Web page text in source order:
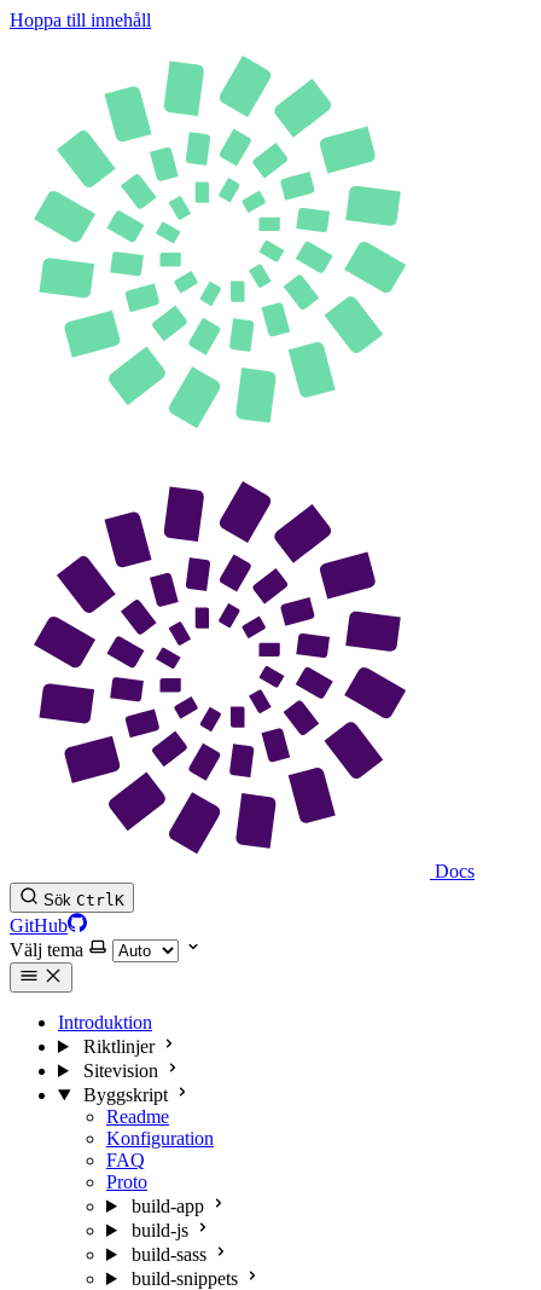
Hoppa till innehåll
Docs
Sök CtrlK
GitHub
Välj tema
Introduktion
Riktlinjer
Sitevision
Byggskript
Readme
Konfiguration
FAQ
Proto
build-app
build-js
build-sass
build-snippets